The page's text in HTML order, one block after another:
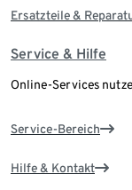
Ersatzteile &
Service & Hilfe
Online-Services
Service-Bereich
Hilfe & Kontakt